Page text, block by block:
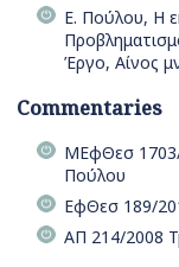
Ε. Πούλου, Η
Έργο, Αίνος
Commentaries
ΜΕφΘεσ 1703/
Πούλου
ΕφΘεσ 189/
ΑΠ 214/2008